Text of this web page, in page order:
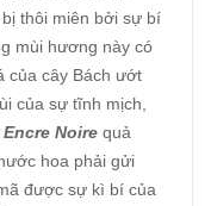
thôi miên bởi sự bí
mùi hương này có
của cây Bách ướt
của sự tĩnh mịch,
Encre Noire quả
hoa phải gửi
được sự kì bí của